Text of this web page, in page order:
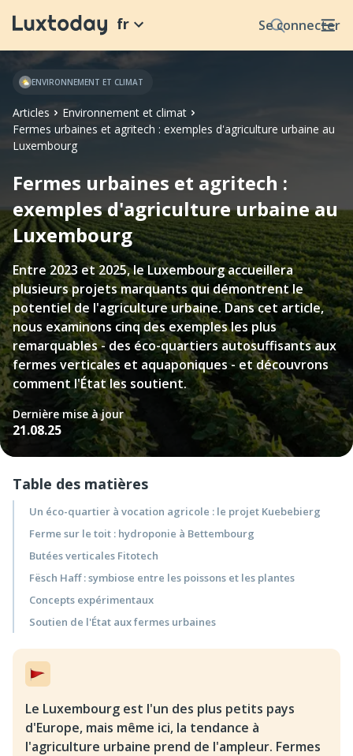
Se connecter
fr
Articles
Environnement et climat
Fermes urbaines et agritech : exemples d'agriculture urbaine au
Luxembourg
ENVIRONNEMENT ET CLIMAT
Fermes urbaines et agritech :
exemples d'agriculture urbaine au
Luxembourg
Entre 2023 et 2025, le Luxembourg accueillera
plusieurs projets marquants qui démontrent le
potentiel de l'agriculture urbaine. Dans cet article,
nous examinons cinq des exemples les plus
remarquables - des éco-quartiers autosuffisants aux
fermes verticales et aquaponiques - et découvrons
comment l'État les soutient.
Dernière mise à jour
21.08.25
Table des matières
Un éco-quartier à vocation agricole : le projet Kuebebierg
Ferme sur le toit : hydroponie à Bettembourg
Butées verticales Fitotech
Fësch Haff : symbiose entre les poissons et les plantes
Concepts expérimentaux
Soutien de l'État aux fermes urbaines
Le Luxembourg est l'un des plus petits pays
d'Europe, mais même ici, la tendance à
l'agriculture urbaine prend de l'ampleur. Fermes